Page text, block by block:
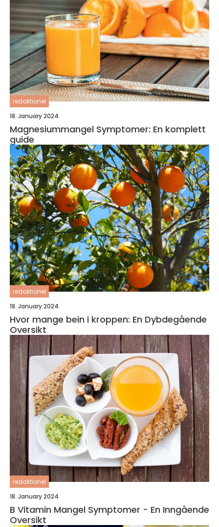
redaktionel
18. January 2024
Magnesiummangel Symptomer: En komplett
guide
redaktionel
18. January 2024
Hvor mange bein i kroppen: En Dybdegående
Oversikt
redaktionel
18. January 2024
B Vitamin Mangel Symptomer - En Inngående
Oversikt